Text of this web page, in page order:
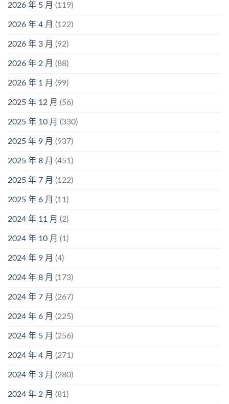
2026 年 5 月 (119)
2026 年 4 月 (122)
2026 年 3 月 (92)
2026 年 2 月 (88)
2026 年 1 月 (99)
2025 年 12 月 (56)
2025 年 10 月 (330)
2025 年 9 月 (937)
2025 年 8 月 (451)
2025 年 7 月 (122)
2025 年 6 月 (11)
2024 年 11 月 (2)
2024 年 10 月 (1)
2024 年 9 月 (4)
2024 年 8 月 (173)
2024 年 7 月 (267)
2024 年 6 月 (225)
2024 年 5 月 (256)
2024 年 4 月 (271)
2024 年 3 月 (280)
2024 年 2 月 (81)